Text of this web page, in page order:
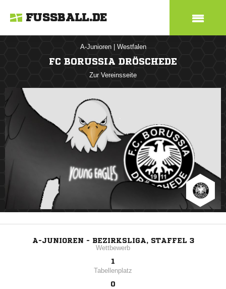
FUSSBALL.DE
A-Junioren Westfalen
FC BORUSSIA DRÖSCHEDE
Zur Vereinsseite
A-JUNIOREN - BEZIRKSLIGA, STAFFEL 3
Wettbewerb
1
Tabellenplatz
0